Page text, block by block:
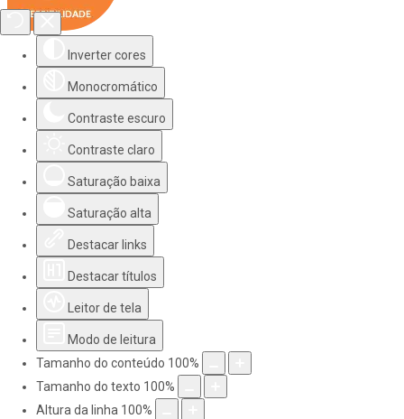
Inverter cores
Monocromático
Contraste escuro
Contraste claro
Saturação baixa
Saturação alta
Destacar links
Destacar títulos
Leitor de tela
Modo de leitura
Tamanho do conteúdo 100%
Tamanho do texto 100%
Altura da linha 100%